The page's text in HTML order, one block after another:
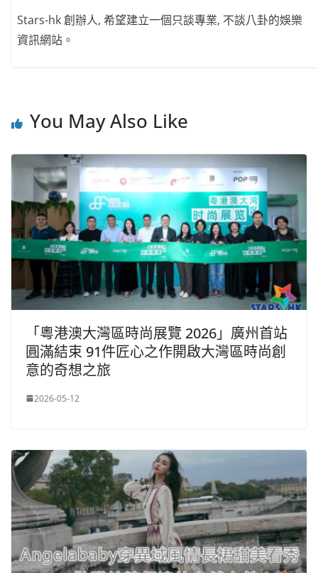
Stars-hk 創辦人, 希望建立一個只談專業, 不談八卦的娛樂
資訊網站。
You May Also Like
「粵港澳大灣區時尚展覽 2026」廣州首站
圓滿結束 91件匠心之作開啟大灣區時尚創
意的奇想之旅
2026-05-12